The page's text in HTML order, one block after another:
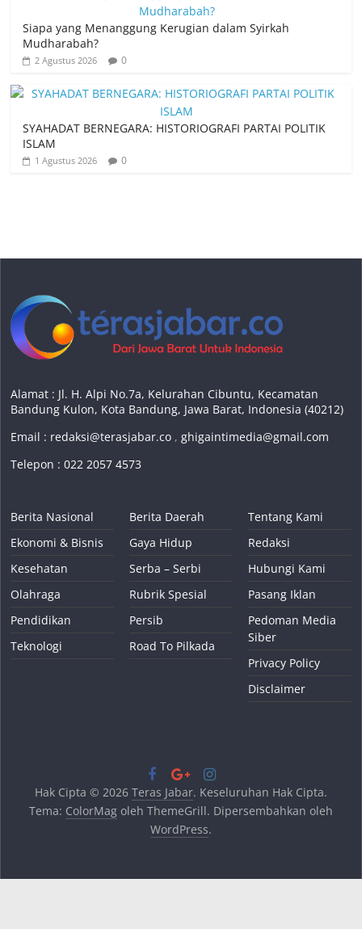
Siapa yang Menanggung Kerugian dalam Syirkah
Mudharabah?
2 Agustus 2026 0
SYAHADAT BERNEGARA: HISTORIOGRAFI PARTAI POLITIK
ISLAM
1 Agustus 2026 0
Alamat : Jl. H. Alpi No.7a, Kelurahan Cibuntu, Kecamatan
Bandung Kulon, Kota Bandung, Jawa Barat, Indonesia (40212)
Email : redaksi@terasjabar.co ,ghigaintimedia@gmail.com
Telepon : 022 2057 4573
Berita Nasional
Ekonomi & Bisnis
Kesehatan
Olahraga
Pendidikan
Teknologi
Berita Daerah
Gaya Hidup
Serba – Serbi
Rubrik Spesial
Persib
Road To Pilkada
Tentang Kami
Redaksi
Hubungi Kami
Pasang Iklan
Pedoman Media
Siber
Privacy Policy
Disclaimer
Hak Cipta © 2026 Teras Jabar. Keseluruhan Hak Cipta.
Tema: ColorMagoleh ThemeGrill. Dipersembahkan oleh
WordPress.